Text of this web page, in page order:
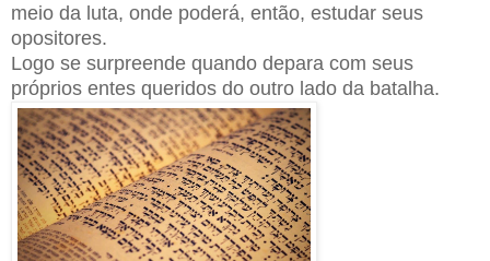
meio da luta, onde poderá, então, estudar seus
opositores.
Logo se surpreende quando depara com seus
próprios entes queridos do outro lado da batalha.